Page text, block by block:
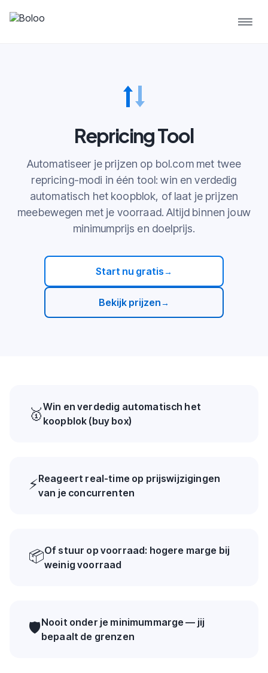
Repricing Tool
Automatiseer je prijzen op bol.com met twee
repricing-modi in één tool: win en verdedig
automatisch het koopblok, of laat je prijzen
meebewegen met je voorraad. Altijd binnen jouw
minimumprijs en doelprijs.
Start nu gratis→
Bekijk prijzen→
🥇Win en verdedig automatisch het
koopblok (buy box)
⚡Reageert real-time op prijswijzigingen
van je concurrenten
📦Of stuur op voorraad: hogere marge bij
weinig voorraad
🛡️Nooit onder je minimummarge — jij
bepaalt de grenzen